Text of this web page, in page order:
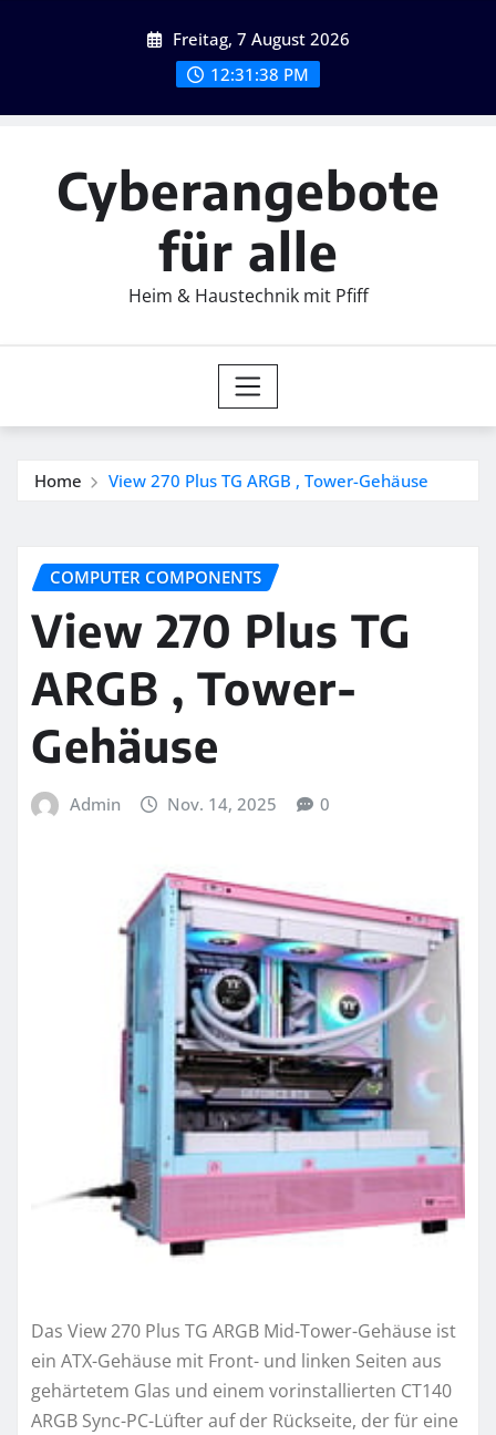
Freitag, 7 August 2026
12:31:39 PM
Cyberangebote
für alle
Heim & Haustechnik mit Pfiff
Home View 270 Plus TG ARGB , Tower-Gehäuse
COMPUTER COMPONENTS
View 270 Plus TG
ARGB , Tower-
Gehäuse
Admin Nov. 14, 2025 0
Das View 270 Plus TG ARGB Mid-Tower-Gehäuse ist
ein ATX-Gehäuse mit Front- und linken Seiten aus
gehärtetem Glas und einem vorinstallierten CT140
ARGB Sync-PC-Lüfter auf der Rückseite, der für eine